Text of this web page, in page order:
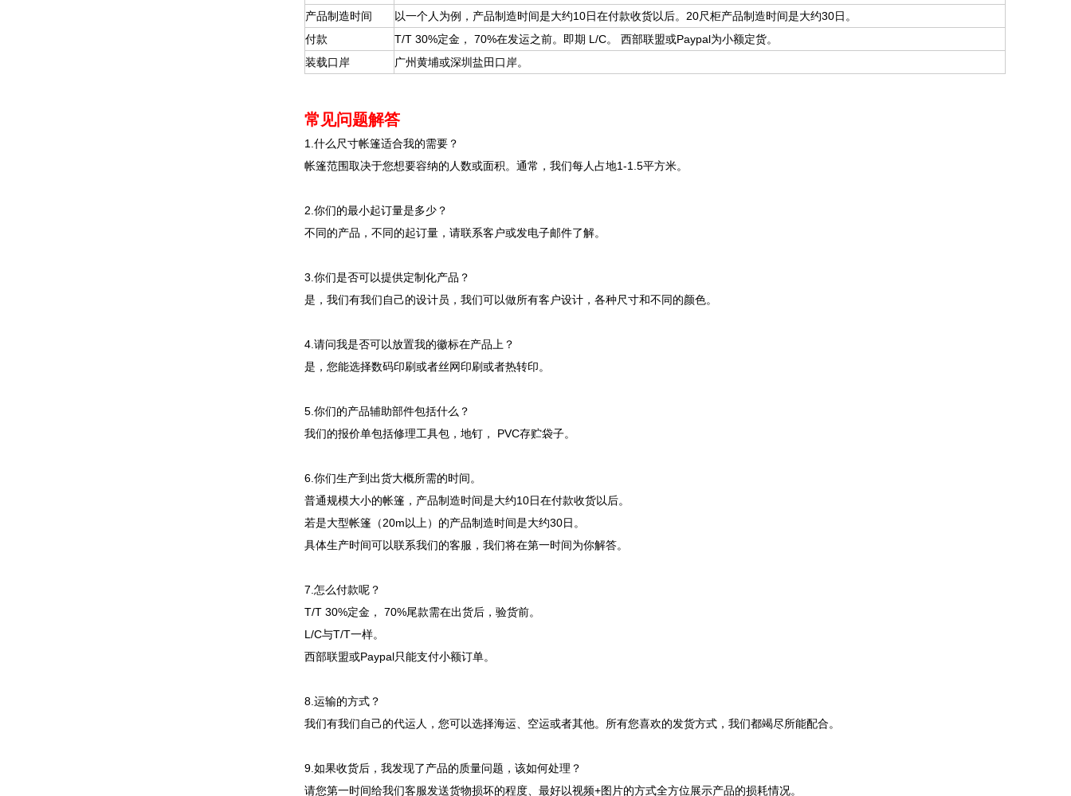
产品制造时间
以一个人为例，产品制造时间是大约10日在付款收货以后。20尺柜产品制造时间是大约30日。
付款
T/T 30%定金， 70%在发运之前。即期 L/C。 西部联盟或Paypal为小额定货。
装载口岸
广州黄埔或深圳盐田口岸。
常见问题解答
1.什么尺寸帐篷适合我的需要？
帐篷范围取决于您想要容纳的人数或面积。通常，我们每人占地1-1.5平方米。
2.你们的最小起订量是多少？
不同的产品，不同的起订量，请联系客户或发电子邮件了解。
3.你们是否可以提供定制化产品？
是，我们有我们自己的设计员，我们可以做所有客户设计，各种尺寸和不同的颜色。
4.请问我是否可以放置我的徽标在产品上？
是，您能选择数码印刷或者丝网印刷或者热转印。
5.你们的产品辅助部件包括什么？
我们的报价单包括修理工具包，地钉， PVC存贮袋子。
6.你们生产到出货大概所需的时间。
普通规模大小的帐篷，产品制造时间是大约10日在付款收货以后。
若是大型帐篷（20m以上）的产品制造时间是大约30日。
具体生产时间可以联系我们的客服，我们将在第一时间为你解答。
7.怎么付款呢？
T/T 30%定金， 70%尾款需在出货后，验货前。
L/C与T/T一样。
西部联盟或Paypal只能支付小额订单。
8.运输的方式？
我们有我们自己的代运人，您可以选择海运、空运或者其他。所有您喜欢的发货方式，我们都竭尽所能配合。
9.如果收货后，我发现了产品的质量问题，该如何处理？
请您第一时间给我们客服发送货物损坏的程度、最好以视频+图片的方式全方位展示产品的损耗情况。